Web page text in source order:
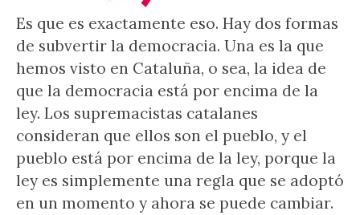
Es que es exactamente eso. Hay dos formas
de subvertir la democracia. Una es la que
hemos visto en Cataluña, o sea, la idea de
que la democracia está por encima de la
ley. Los supremacistas catalanes
consideran que ellos son el pueblo, y el
pueblo está por encima de la ley, porque la
ley es simplemente una regla que se adoptó
en un momento y ahora se puede cambiar.